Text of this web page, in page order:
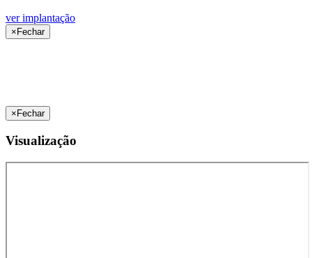
ver implantação
× Fechar
×Fechar
Visualização